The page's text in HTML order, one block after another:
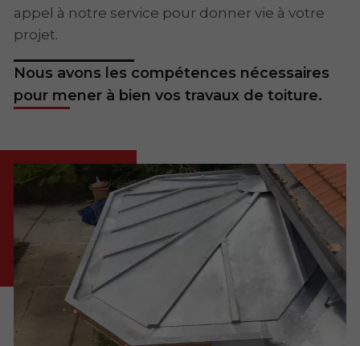
appel à notre service pour donner vie à votre
projet.
Nous avons les compétences nécessaires
pour mener à bien vos travaux de toiture.